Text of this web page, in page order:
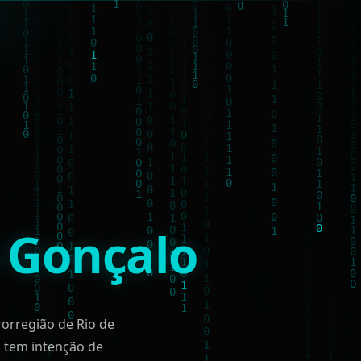
de Rio de
tem intenção de